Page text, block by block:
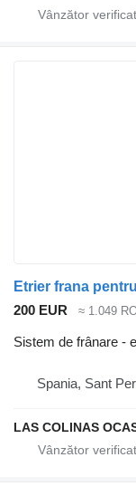
Etrier frana
200 EUR
≈ 1.049
Sistem de frânare -
Spania, Sant
LAS COLINAS